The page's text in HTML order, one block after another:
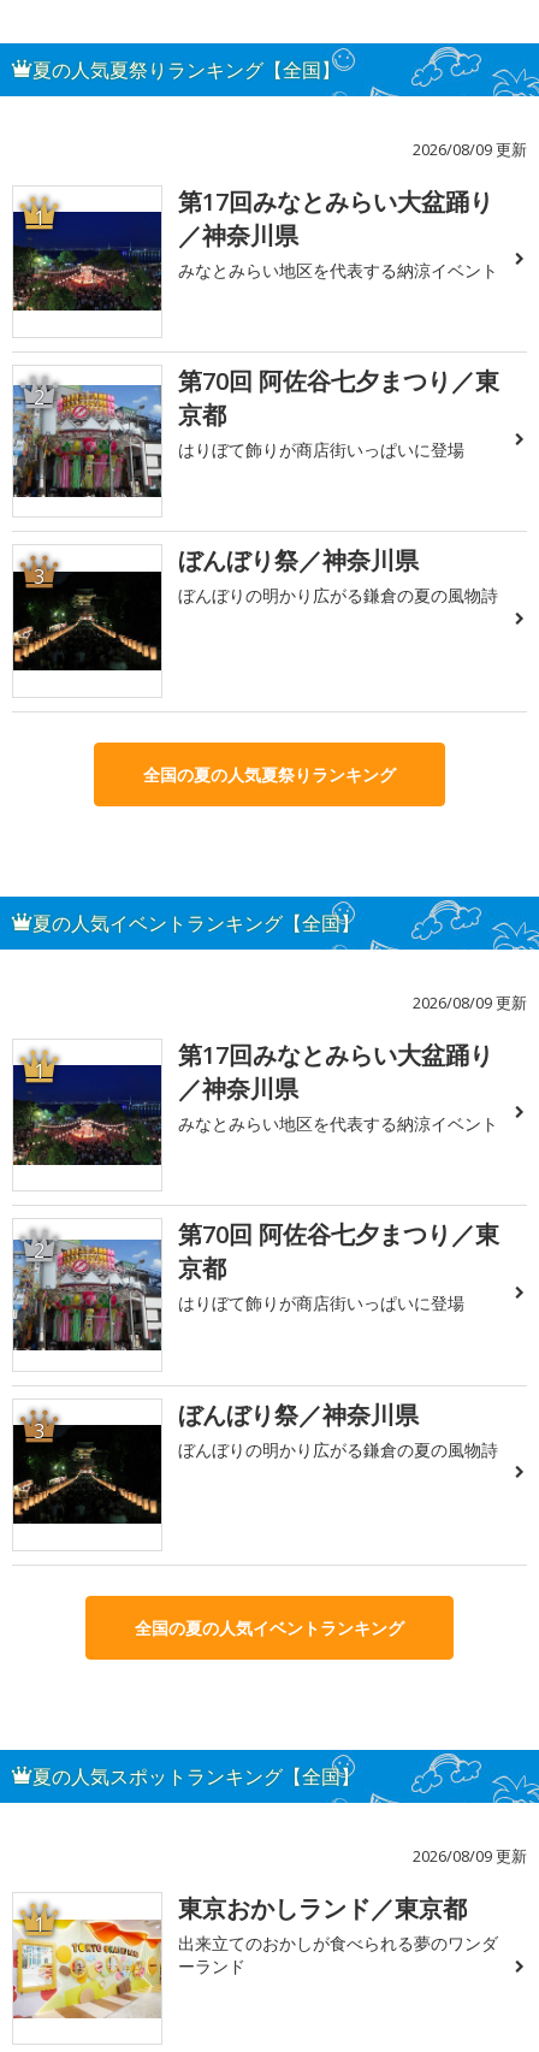
夏の人気夏祭りランキング【全国】
2026/08/09 更新
1
第17回みなとみらい大盆踊り
／神奈川県
みなとみらい地区を代表する納涼イベント
2
第70回 阿佐谷七夕まつり／東
京都
はりぼて飾りが商店街いっぱいに登場
3 ぼんぼり祭／神奈川県
ぼんぼりの明かり広がる鎌倉の夏の風物詩
全国の夏の人気夏祭りランキング
夏の人気イベントランキング【全国】
2026/08/09 更新
1
第17回みなとみらい大盆踊り
／神奈川県
みなとみらい地区を代表する納涼イベント
2
第70回 阿佐谷七夕まつり／東
京都
はりぼて飾りが商店街いっぱいに登場
3 ぼんぼり祭／神奈川県
ぼんぼりの明かり広がる鎌倉の夏の風物詩
全国の夏の人気イベントランキング
夏の人気スポットランキング【全国】
2026/08/09 更新
1 東京おかしランド／東京都
出来立てのおかしが食べられる夢のワンダ
ーランド